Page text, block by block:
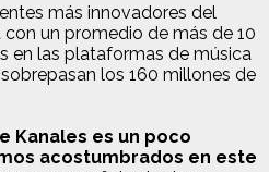
más innovadores del
un promedio de más de 10
en las plataformas de música
los 160 millones de
Kanales es un poco
acostumbrados en este